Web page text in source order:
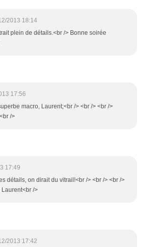
2013 18:14
plein de détails.<br /> Bonne soirée
17:56
macro, Laurent;<br /> <br /> <br />
/>
17:49
détails, on dirait du vitrail!<br /> <br /> <br />
/>
2013 17:42